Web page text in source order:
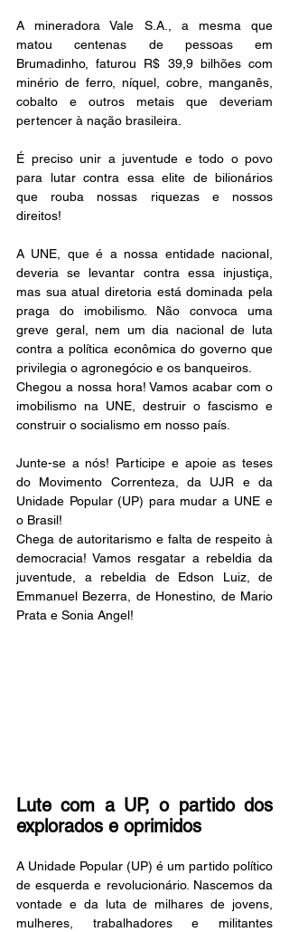
A mineradora Vale S.A., a mesma que
matou centenas de pessoas em
Brumadinho, faturou R$ 39,9 bilhões com
minério de ferro, níquel, cobre, manganês,
cobalto e outros metais que deveriam
pertencer à nação brasileira.
É preciso unir a juventude e todo o povo
para lutar contra essa elite de bilionários
que rouba nossas riquezas e nossos
direitos!
A UNE, que é a nossa entidade nacional,
deveria se levantar contra essa injustiça,
mas sua atual diretoria está dominada pela
praga do imobilismo. Não convoca uma
greve geral, nem um dia nacional de luta
contra a política econômica do governo que
privilegia o agronegócio e os banqueiros.
Chegou a nossa hora! Vamos acabar com o
imobilismo na UNE, destruir o fascismo e
construir o socialismo em nosso país.
Junte-se a nós! Participe e apoie as teses
do Movimento Correnteza, da UJR e da
Unidade Popular (UP) para mudar a UNE e
o Brasil!
Chega de autoritarismo e falta de respeito à
democracia! Vamos resgatar a rebeldia da
juventude, a rebeldia de Edson Luiz, de
Emmanuel Bezerra, de Honestino, de Mario
Prata e Sonia Angel!
Lute com a UP, o partido dos
explorados e oprimidos
A Unidade Popular (UP) é um partido político
de esquerda e revolucionário. Nascemos da
vontade e da luta de milhares de jovens,
mulheres, trabalhadores e militantes